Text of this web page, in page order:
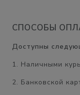
СПОСОБЫ
Доступны
1. Наличными
2. Банковской